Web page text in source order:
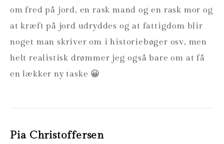
om fred på jord, en rask mand og en rask mor og
at kræft på jord udryddes og at fattigdom blir
noget man skriver om i historiebøger osv, men
helt realistisk drømmer jeg også bare om at få
en lækker ny taske 😀
Pia Christoffersen